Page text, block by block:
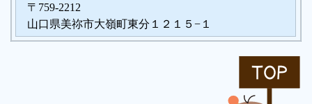
〒759-2212
山口県美祢市大嶺町東分１２１５−１
TOP